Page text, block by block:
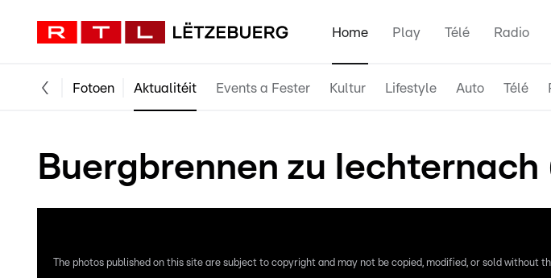
Home Play Télé Radio
Fotoen Aktualitéit Events a Fester Kultur Lifestyle Auto Télé
Buergbrennen zu Iechternach
The photos published on this site are subject to copyright and may not be copied, modified, or sold without